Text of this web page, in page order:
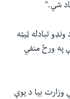
شي."
تبادله ټیټه
په ورځ منفي
د خزانې وزارت بیا د یوې